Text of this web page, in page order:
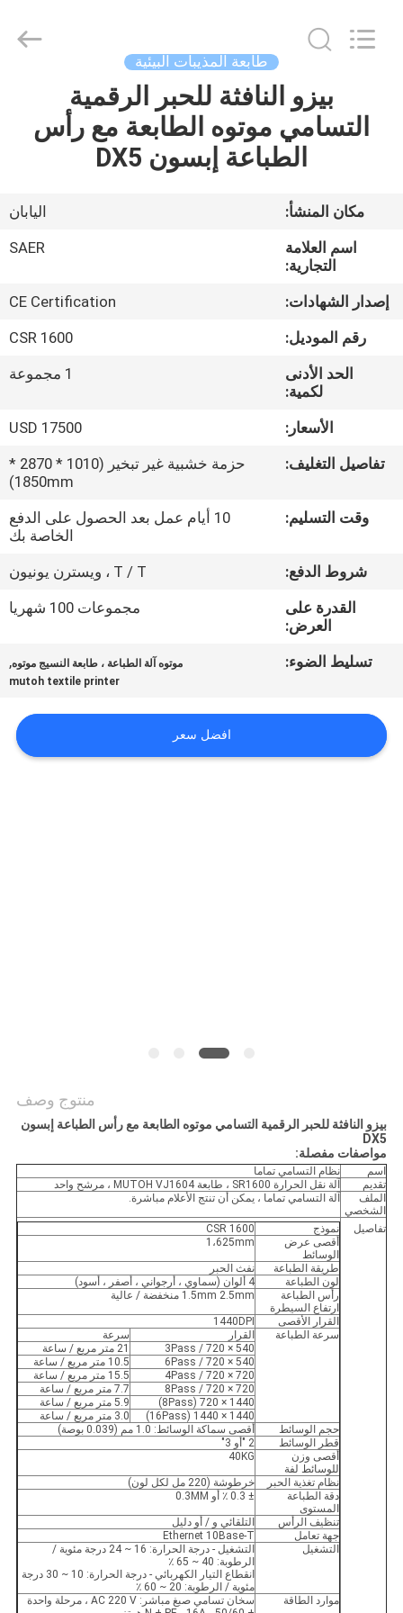
أشرطة
فيديو
حول
جولة
المعمل
ضبط
الجودة
اتصل
جميع
القضايا
Supplier
طابعة المذيبات البيئية
بيزو النافثة للحبر الرقمية
التسامي موتوه الطابعة مع رأس
الطباعة إبسون DX5
مكان المنشأ:
اليابان
اسم العلامة
التجارية:
SAER
إصدار الشهادات:
CE Certification
رقم الموديل:
CSR 1600
الحد الأدنى
لكمية:
1 مجموعة
الأسعار:
17500 USD
تفاصيل التغليف:
حزمة خشبية غير تبخير (1010 * 2870 *
1850mm)
وقت التسليم:
10 أيام عمل بعد الحصول على الدفع
الخاصة بك
شروط الدفع:
T / T ، ويسترن يونيون
القدرة على
العرض:
مجموعات 100 شهريا
تسليط الضوء: موتوه آلة الطباعة ، طابعة النسيج موتوه,
mutoh textile printer
افضل سعر
منتوج وصف
بيزو النافثة للحبر الرقمية التسامي موتوه الطابعة مع رأس الطباعة إبسون
DX5
مواصفات مفصلة:
اسم
نظام التسامي تماما
تقديم
آلة نقل الحرارة SR1600 ، طابعة MUTOH VJ1604 ، مرشح واحد
الملف
الشخصي
آلة التسامي تماما ، يمكن أن تنتج الأعلام مباشرة.
تفاصيل نموذج
CSR 1600
أقصى عرض
الوسائط
1،625mm
طريقة الطباعة
نفث الحبر
لون الطباعة
4 ألوان (سماوي ، أرجواني ، أصفر ، أسود)
رأس الطباعة
ارتفاع السيطرة
1.5mm 2.5mm منخفضة / عالية
القرار الأقصى
1440DPI
سرعة الطباعة
القرار
سرعة
540 × 720 / 3Pass
21 متر مربع / ساعة
540 × 720 / 6Pass
10.5 متر مربع / ساعة
720 × 720 / 4Pass
15.5 متر مربع / ساعة
720 × 720 / 8Pass
7.7 متر مربع / ساعة
1440 × 720 (8Pass)
5.9 متر مربع / ساعة
1440 × 1440 (16Pass)
3.0 متر مربع / ساعة
حجم الوسائط
أقصى سماكة الوسائط: 1.0 مم (0.039 بوصة)
قطر الوسائط
2 "أو 3"
أقصى وزن
للوسائط لفة
40KG
نظام تغذية الحبر
خرطوشة (220 مل لكل لون)
دقة الطباعة
المستوى
± 0.3 ٪ أو 0.3MM
تنظيف الرأس
التلقائي و / أو دليل
جهة تعامل
Ethernet 10Base-T
التشغيل
التشغيل - درجة الحرارة: 16 ~ 24 درجة مئوية /
الرطوبة: 40 ~ 65 ٪
انقطاع التيار الكهربائي - درجة الحرارة: 10 ~ 30 درجة
مئوية / الرطوبة: 20 ~ 60 ٪
موارد الطاقة
سخان تسامي صبغ مباشر: AC 220 V ، مرحلة واحدة